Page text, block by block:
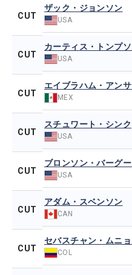
CUT
ザック・ジョンソン
USA
CUT
カーティス・トンプ
USA
CUT
エイブラハム・アン
MEX
CUT
スチュワート・シンク
USA
CUT
ブロンソン・バーグ
USA
CUT
アダム・スベンソン
CAN
CUT
セバスチャン・ムニ
COL